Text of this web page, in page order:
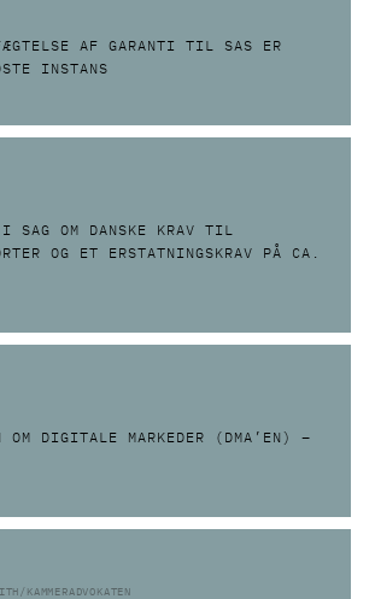
AF GARANTI TIL SAS ER
INSTANS
SAG OM DANSKE KRAV TIL
OG ET ERSTATNINGSKRAV PÅ CA.
OM DIGITALE MARKEDER (DMA’EN) –
KAMMERADVOKATEN